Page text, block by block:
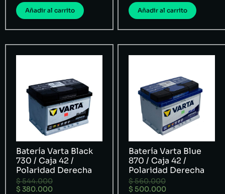
Añadir al carrito Añadir al carrito
Batería Varta Black
730 / Caja 42 /
Polaridad Derecha
$544.000
$ 380.000
Batería Varta Blue
870 / Caja 42 /
Polaridad Derecha
$560.000
$ 500.000